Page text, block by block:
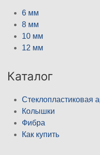
6 мм
8 мм
10 мм
12 мм
Каталог
Стеклопластиковая
Колышки
Фибра
Как купить